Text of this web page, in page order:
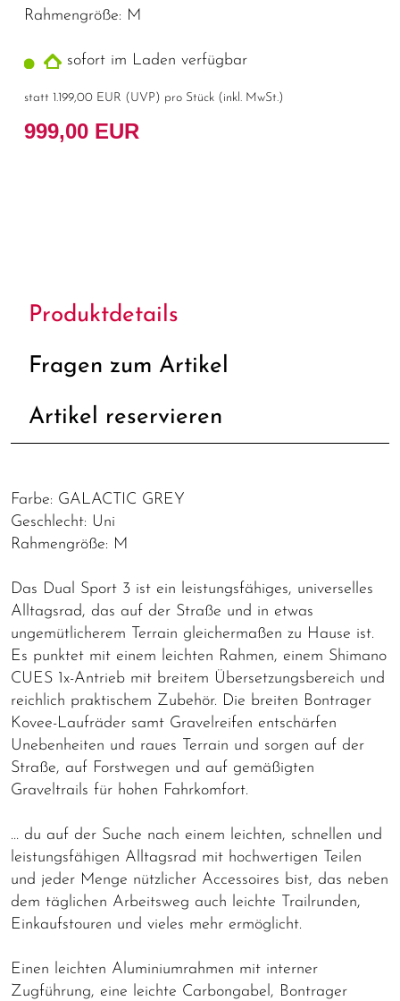
Rahmengröße: M
sofort im Laden verfügbar
statt 1.199,00 EUR ( UVP ) pro Stück (inkl. MwSt.)
999,00 EUR
Produktdetails
Fragen zum Artikel
Artikel reservieren
Farbe: GALACTIC GREY
Geschlecht: Uni
Rahmengröße: M
Das Dual Sport 3 ist ein leistungsfähiges, universelles
Alltagsrad, das auf der Straße und in etwas
ungemütlicherem Terrain gleichermaßen zu Hause ist.
Es punktet mit einem leichten Rahmen, einem Shimano
CUES 1x-Antrieb mit breitem Übersetzungsbereich und
reichlich praktischem Zubehör. Die breiten Bontrager
Kovee-Laufräder samt Gravelreifen entschärfen
Unebenheiten und raues Terrain und sorgen auf der
Straße, auf Forstwegen und auf gemäßigten
Graveltrails für hohen Fahrkomfort.
… du auf der Suche nach einem leichten, schnellen und
leistungsfähigen Alltagsrad mit hochwertigen Teilen
und jeder Menge nützlicher Accessoires bist, das neben
dem täglichen Arbeitsweg auch leichte Trailrunden,
Einkaufstouren und vieles mehr ermöglicht.
Einen leichten Aluminiumrahmen mit interner
Zugführung, eine leichte Carbongabel, Bontrager